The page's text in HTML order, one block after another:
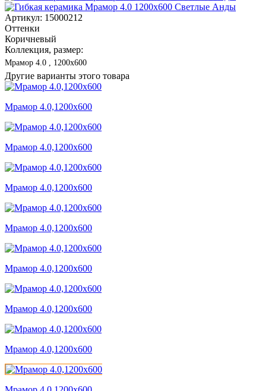
Артикул: 15000212
Оттенки
Коричневый
Коллекция, размер:
Мрамор 4.0 , 1200x600
Другие варианты этого товара
Мрамор 4.0,1200x600
Мрамор 4.0,1200x600
Мрамор 4.0,1200x600
Мрамор 4.0,1200x600
Мрамор 4.0,1200x600
Мрамор 4.0,1200x600
Мрамор 4.0,1200x600